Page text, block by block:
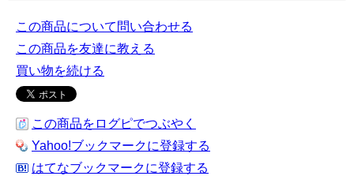
この商品について問い合わせる
この商品を友達に教える
買い物を続ける
この商品をログピでつぶやく
Yahoo!ブックマークに登録する
はてなブックマークに登録する